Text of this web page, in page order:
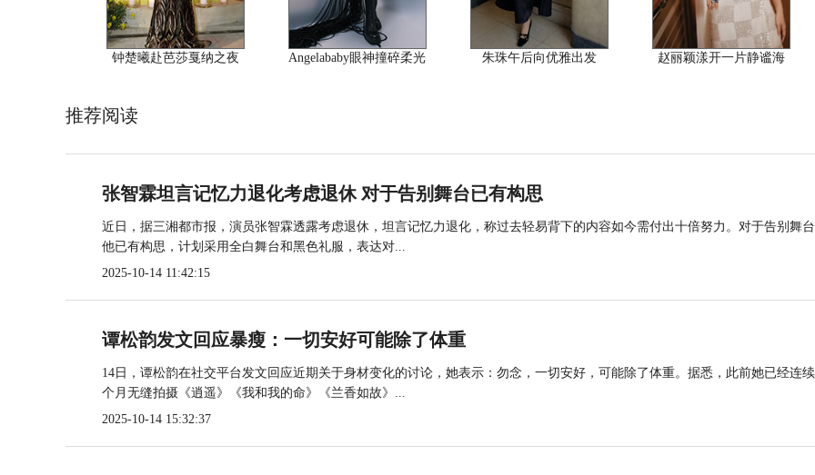
钟楚曦赴芭莎戛纳之夜 Angelababy眼神撞碎柔光 朱珠午后向优雅出发 赵丽颖漾开一片静谧海
推荐阅读
张智霖坦言记忆力退化考虑退休 对于告别舞台已有构思
近日，据三湘都市报，演员张智霖透露考虑退休，坦言记忆力退化，称过去轻易背下的内容如今需付出十倍努力。对于告别舞
他已有构思，计划采用全白舞台和黑色礼服，表达对...
2025-10-14 11:42:15
谭松韵发文回应暴瘦：一切安好可能除了体重
14日，谭松韵在社交平台发文回应近期关于身材变化的讨论，她表示：勿念，一切安好，可能除了体重。据悉，此前她已经连
个月无缝拍摄《逍遥》《我和我的命》《兰香如故》...
2025-10-14 15:32:37